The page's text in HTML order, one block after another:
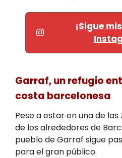
¡Sigue
Garraf, un refugio
costa barcelonesa
Pese a estar en una de
de los alrededores de
pueblo de Garraf sigue
para el gran público.